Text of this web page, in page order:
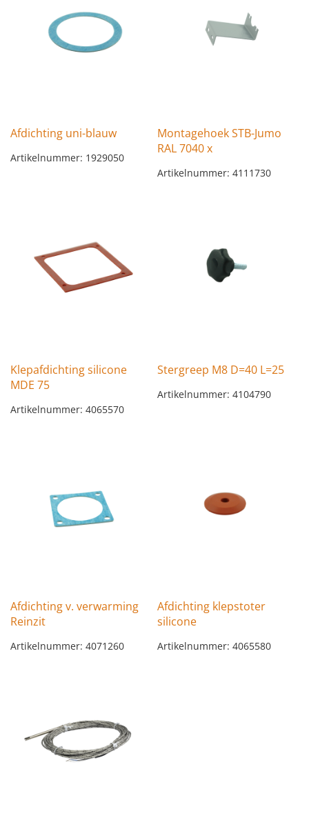
Afdichting uni-blauw
Artikelnummer: 1929050
Montagehoek STB-Jumo
RAL 7040 x
Artikelnummer: 4111730
Klepafdichting silicone
MDE 75
Artikelnummer: 4065570
Stergreep M8 D=40 L=25
Artikelnummer: 4104790
Afdichting v. verwarming
Reinzit
Artikelnummer: 4071260
Afdichting klepstoter
silicone
Artikelnummer: 4065580